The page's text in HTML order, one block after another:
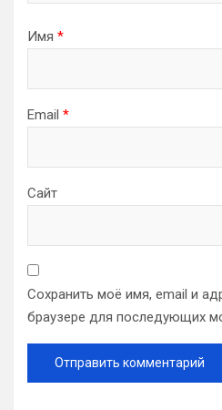
Имя *
Email *
Сайт
Сохранить моё имя, email и
браузере для последующих